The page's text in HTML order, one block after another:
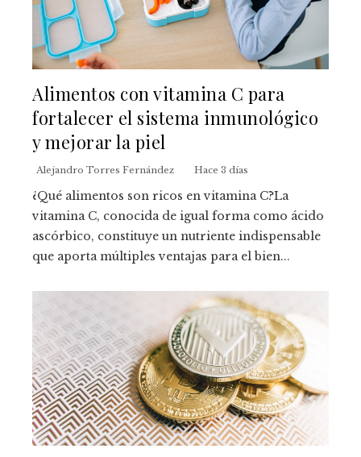
Alimentos con vitamina C para
fortalecer el sistema inmunológico
y mejorar la piel
Alejandro Torres Fernández Hace 3 días
¿Qué alimentos son ricos en vitamina C?La
vitamina C, conocida de igual forma como ácido
ascórbico, constituye un nutriente indispensable
que aporta múltiples ventajas para el bien...